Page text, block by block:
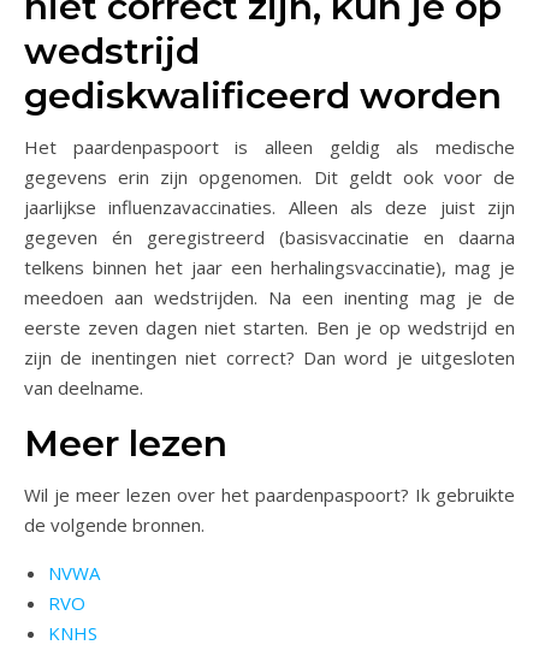
wedstrijd
gediskwalificeerd worden
Het paardenpaspoort is alleen geldig als medische
gegevens erin zijn opgenomen. Dit geldt ook voor de
jaarlijkse influenzavaccinaties. Alleen als deze juist zijn
gegeven én geregistreerd (basisvaccinatie en daarna
telkens binnen het jaar een herhalingsvaccinatie), mag je
meedoen aan wedstrijden. Na een inenting mag je de
eerste zeven dagen niet starten. Ben je op wedstrijd en
zijn de inentingen niet correct? Dan word je uitgesloten
van deelname.
Meer lezen
Wil je meer lezen over het paardenpaspoort? Ik gebruikte
de volgende bronnen.
NVWA
RVO
KNHS